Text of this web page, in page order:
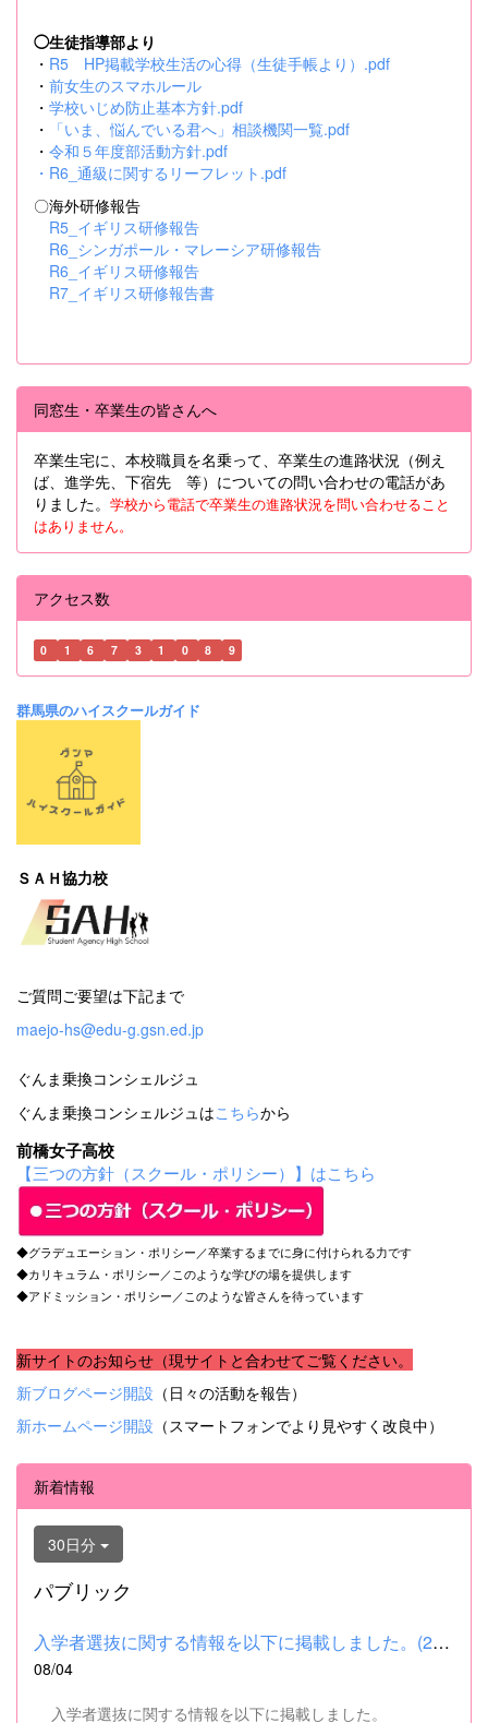
◯生徒指導部より
・ R5 HP掲載学校生活の心得（生徒手帳より）.pdf
・ 前女生のスマホルール
・ 学校いじめ防止基本方針.pdf
・
「いま、悩んでいる君へ」相談機関一覧.pdf
・ 令和５年度部活動方針.pdf
・ R6_通級に関するリーフレット.pdf
〇海外研修報告
R5_イギリス研修報告
R6_シンガポール・マレーシア研修報告
R6_イギリス研修報告
R7_イギリス研修報告書
同窓生・卒業生の皆さんへ
卒業生宅に、本校職員を名乗って、卒業生の進路状況（例え
ば、進学先、下宿先 等）についての問い合わせの電話があ
りました。 学校から電話で卒業生の進路状況を問い合わせること
はありません。
アクセス数
0 1 6 7 3 1 0 8 9
群馬県のハイスクールガイド
ＳＡＨ協力校
ご質問ご要望は下記まで
maejo-hs@edu-g.gsn.ed.jp
ぐんま乗換コンシェルジュ
ぐんま乗換コンシェルジュはこちらから
前橋女子高校
【三つの方針（スクール・ポリシー）】はこちら
◆グラデュエーション・ポリシー／卒業するまでに身に付けられる力です
◆カリキュラム・ポリシー／このような学びの場を提供します
◆アドミッション・ポリシー／このような皆さんを待っています
新サイトのお知らせ（現サイトと合わせてご覧ください。
新ブログページ開設 （日々の活動を報告）
新ホームページ開設 （スマートフォンでより見やすく改良中）
新着情報
30日分
パブリック
入学者選抜に関する情報を以下に掲載しました。(2026.8.4) ■令和...
08/04
入学者選抜に関する情報を以下に掲載しました。